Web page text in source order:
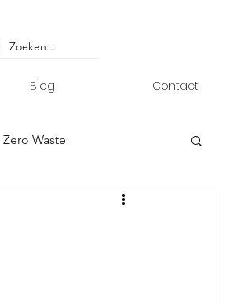
Blog Contact
Zero Waste